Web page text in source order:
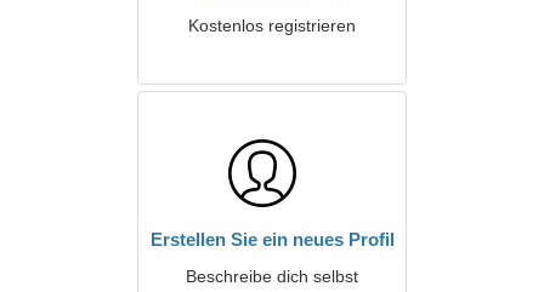
Kostenlos registrieren
Erstellen Sie ein neues Profil
Beschreibe dich selbst